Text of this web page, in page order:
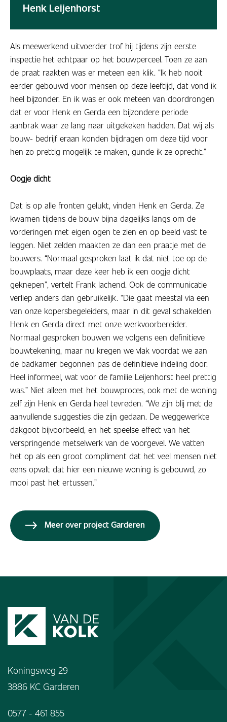
Henk Leijenhorst
Als meewerkend uitvoerder trof hij tijdens zijn eerste
inspectie het echtpaar op het bouwperceel. Toen ze aan
de praat raakten was er meteen een klik. “Ik heb nooit
eerder gebouwd voor mensen op deze leeftijd, dat vond ik
heel bijzonder. En ik was er ook meteen van doordrongen
dat er voor Henk en Gerda een bijzondere periode
aanbrak waar ze lang naar uitgekeken hadden. Dat wij als
bouw- bedrijf eraan konden bijdragen om deze tijd voor
hen zo prettig mogelijk te maken, gunde ik ze oprecht.”
Oogje dicht
Dat is op alle fronten gelukt, vinden Henk en Gerda. Ze
kwamen tijdens de bouw bijna dagelijks langs om de
vorderingen met eigen ogen te zien en op beeld vast te
leggen. Niet zelden maakten ze dan een praatje met de
bouwers. “Normaal gesproken laat ik dat niet toe op de
bouwplaats, maar deze keer heb ik een oogje dicht
geknepen”, vertelt Frank lachend. Ook de communicatie
verliep anders dan gebruikelijk. “Die gaat meestal via een
van onze kopersbegeleiders, maar in dit geval schakelden
Henk en Gerda direct met onze werkvoorbereider.
Normaal gesproken bouwen we volgens een definitieve
bouwtekening, maar nu kregen we vlak voordat we aan
de badkamer begonnen pas de definitieve indeling door.
Heel informeel, wat voor de familie Leijenhorst heel prettig
was.” Niet alleen met het bouwproces, ook met de woning
zelf zijn Henk en Gerda heel tevreden. “We zijn blij met de
aanvullende suggesties die zijn gedaan. De weggewerkte
dakgoot bijvoorbeeld, en het speelse effect van het
verspringende metselwerk van de voorgevel. We vatten
het op als een groot compliment dat het veel mensen niet
eens opvalt dat hier een nieuwe woning is gebouwd, zo
mooi past het ertussen.”
Meer over project Garderen
Koningsweg 29
3886 KC Garderen
0577 - 461 855